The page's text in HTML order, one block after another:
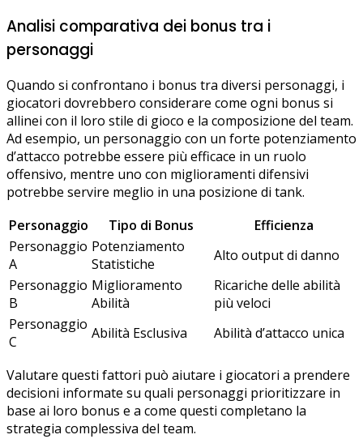
Analisi comparativa dei bonus tra i
personaggi
Quando si confrontano i bonus tra diversi personaggi, i
giocatori dovrebbero considerare come ogni bonus si
allinei con il loro stile di gioco e la composizione del team.
Ad esempio, un personaggio con un forte potenziamento
d’attacco potrebbe essere più efficace in un ruolo
offensivo, mentre uno con miglioramenti difensivi
potrebbe servire meglio in una posizione di tank.
Personaggio
Tipo di Bonus
Efficienza
Personaggio
A
Potenziamento
Statistiche
Alto output di danno
Personaggio
B
Miglioramento
Abilità
Ricariche delle abilità
più veloci
Personaggio
C
Abilità Esclusiva Abilità d’attacco unica
Valutare questi fattori può aiutare i giocatori a prendere
decisioni informate su quali personaggi prioritizzare in
base ai loro bonus e a come questi completano la
strategia complessiva del team.